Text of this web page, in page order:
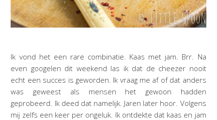
Ik vond het een rare combinatie. Kaas met jam. Brr. Na
even googelen dit weekend las ik dat de cheezer nooit
echt een succes is geworden. Ik vraag me af of dat anders
was geweest als mensen het gewoon hadden
geprobeerd. Ik deed dat namelijk. Jaren later hoor. Volgens
mij zelfs een keer per ongeluk. Ik ontdekte dat kaas en jam